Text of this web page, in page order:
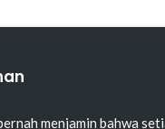
menjamin bahwa